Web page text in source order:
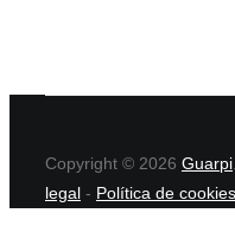
Copyright © 2026 Guarpi
legal - Política de cookies